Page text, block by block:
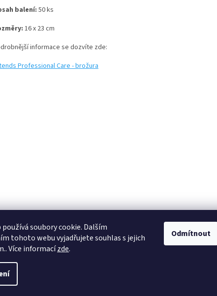
soubory cookie. Dalším
tohoto webu vyjadřujete souhlas s jejich
Více informacízde.
Odmítnout
balení:50 ks
16 x 23 cm
informace se dozvíte zde:
Professional Care - brožura